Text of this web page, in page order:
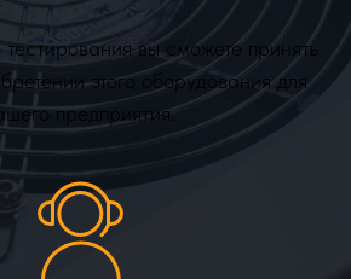
вы сможете принять
этого оборудования для
предприятия.